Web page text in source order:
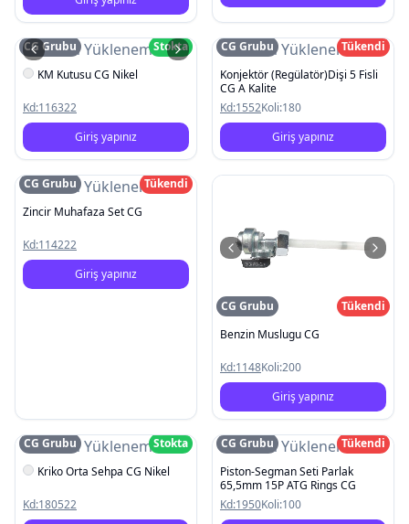
Resim Yüklenemedi
CG Grubu
Stokta
KM Kutusu CG Nikel
Kd:116322
Giriş yapınız
Resim Yüklenemedi
CG Grubu
Tükendi
Konjektör (Regülatör)Dişi 5 Fisli
CG A Kalite
Kd:1552Koli:180
Giriş yapınız
Resim Yüklenemedi
CG Grubu
Tükendi
Zincir Muhafaza Set CG
Kd:114222
Giriş yapınız
CG Grubu
Tükendi
Benzin Muslugu CG
Kd:1148Koli:200
Giriş yapınız
Resim Yüklenemedi
CG Grubu
Stokta
Kriko Orta Sehpa CG Nikel
Kd:180522
Resim Yüklenemedi
CG Grubu
Tükendi
Piston-Segman Seti Parlak
65,5mm 15P ATG Rings CG
Kd:1950Koli:100